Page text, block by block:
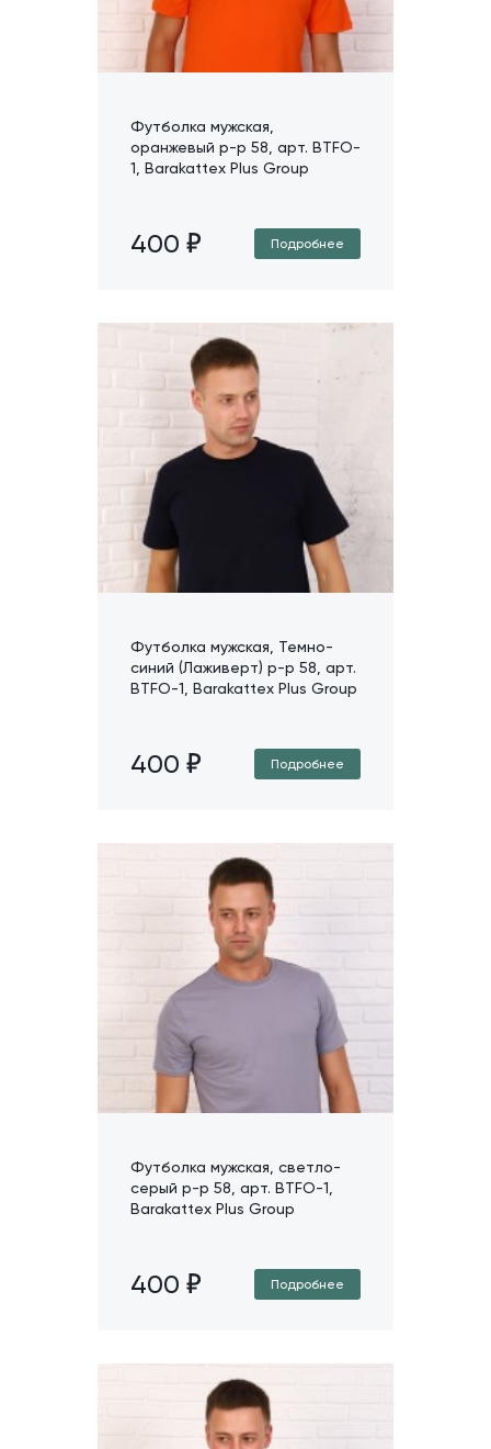
Футболка мужская,
оранжевый р-р 58, арт. BTFO-
1, Barakattex Plus Group
400 Подробнее
Футболка мужская, Темно-
синий (Лаживерт) р-р 58, арт.
BTFO-1, Barakattex Plus Group
400 Подробнее
Футболка мужская, светло-
серый р-р 58, арт. BTFO-1,
Barakattex Plus Group
400 Подробнее